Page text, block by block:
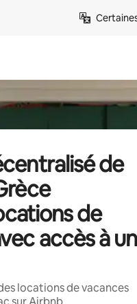
de
de
accès à un
locations de vacances